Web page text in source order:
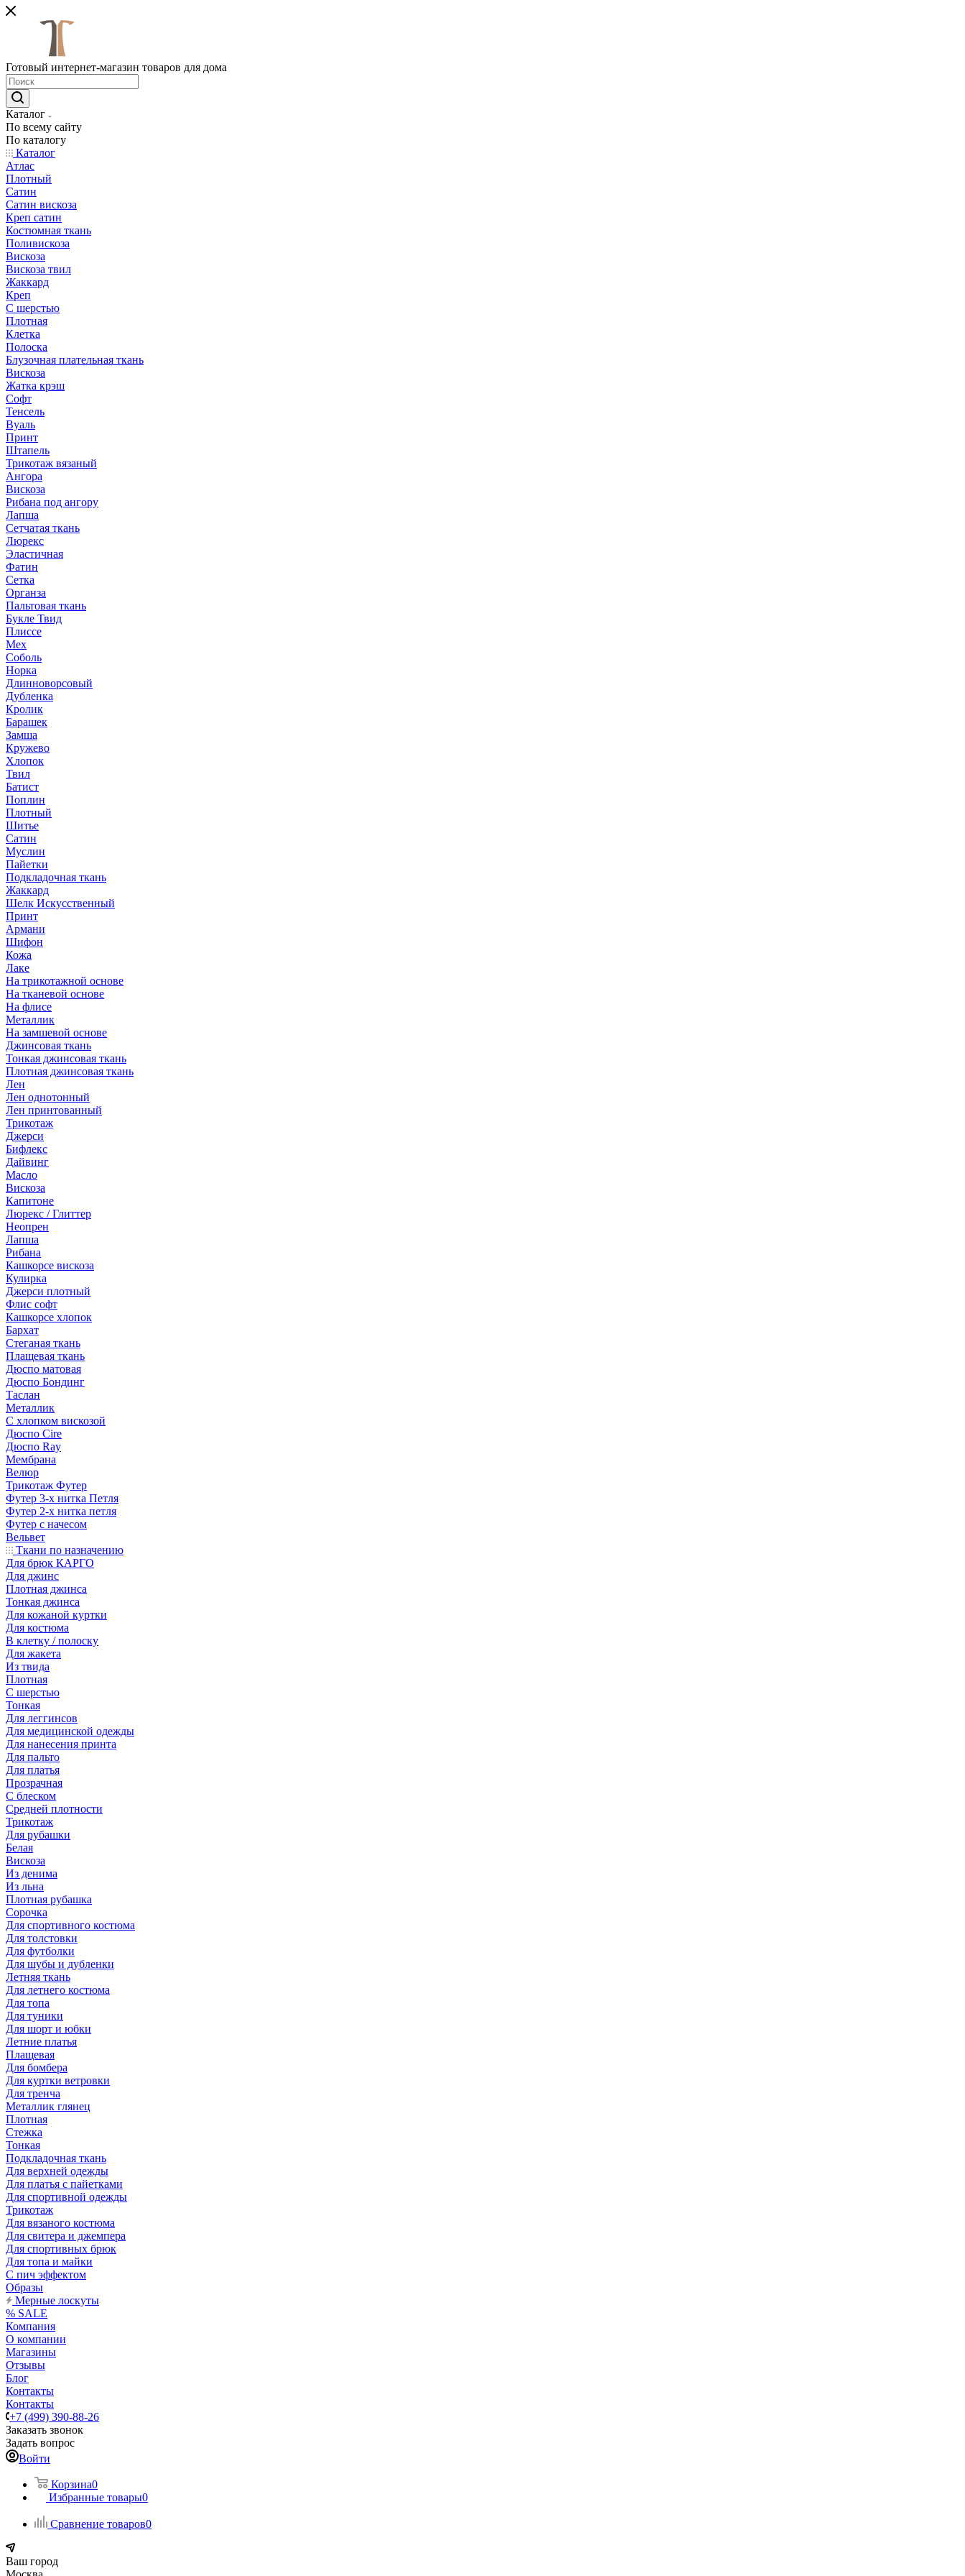
Готовый интернет-магазин товаров для дома
Каталог
По всему сайту
По каталогу
Каталог
Атлас
Плотный
Сатин
Сатин вискоза
Креп сатин
Костюмная ткань
Поливискоза
Вискоза
Вискоза твил
Жаккард
Креп
С шерстью
Плотная
Клетка
Полоска
Блузочная плательная ткань
Вискоза
Жатка крэш
Софт
Тенсель
Вуаль
Принт
Штапель
Трикотаж вязаный
Ангора
Вискоза
Рибана под ангору
Лапша
Сетчатая ткань
Люрекс
Эластичная
Фатин
Сетка
Органза
Пальтовая ткань
Букле Твид
Плиссе
Мех
Соболь
Норка
Длинноворсовый
Дубленка
Кролик
Барашек
Замша
Кружево
Хлопок
Твил
Батист
Поплин
Плотный
Шитье
Сатин
Муслин
Пайетки
Подкладочная ткань
Жаккард
Шелк Искусственный
Принт
Армани
Шифон
Кожа
Лаке
На трикотажной основе
На тканевой основе
На флисе
Металлик
На замшевой основе
Джинсовая ткань
Тонкая джинсовая ткань
Плотная джинсовая ткань
Лен
Лен однотонный
Лен принтованный
Трикотаж
Джерси
Бифлекс
Дайвинг
Масло
Вискоза
Капитоне
Люрекс / Глиттер
Неопрен
Лапша
Рибана
Кашкорсе вискоза
Кулирка
Джерси плотный
Флис софт
Кашкорсе хлопок
Бархат
Стеганая ткань
Плащевая ткань
Дюспо матовая
Дюспо Бондинг
Таслан
Металлик
С хлопком вискозой
Дюспо Cire
Дюспо Ray
Мембрана
Велюр
Трикотаж Футер
Футер 3-х нитка Петля
Футер 2-х нитка петля
Футер с начесом
Вельвет
Ткани по назначению
Для брюк КАРГО
Для джинс
Плотная джинса
Тонкая джинса
Для кожаной куртки
Для костюма
В клетку / полоску
Для жакета
Из твида
Плотная
С шерстью
Тонкая
Для леггинсов
Для медицинской одежды
Для нанесения принта
Для пальто
Для платья
Прозрачная
С блеском
Средней плотности
Трикотаж
Для рубашки
Белая
Вискоза
Из денима
Из льна
Плотная рубашка
Сорочка
Для спортивного костюма
Для толстовки
Для футболки
Для шубы и дубленки
Летняя ткань
Для летнего костюма
Для топа
Для туники
Для шорт и юбки
Летние платья
Плащевая
Для бомбера
Для куртки ветровки
Для тренча
Металлик глянец
Плотная
Стежка
Тонкая
Подкладочная ткань
Для верхней одежды
Для платья с пайетками
Для спортивной одежды
Трикотаж
Для вязаного костюма
Для свитера и джемпера
Для спортивных брюк
Для топа и майки
С пич эффектом
Образы
Мерные лоскуты
% SALE
Компания
О компании
Магазины
Отзывы
Блог
Контакты
Контакты
+7 (499) 390-88-26
Заказать звонок
Задать вопрос
Войти
Корзина0
Избранные товары0
Сравнение товаров0
Ваш город